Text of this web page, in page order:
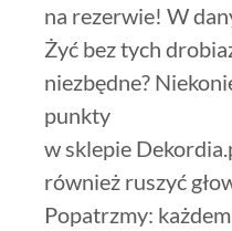
na rezerwie! W
Żyć bez tych
niezbędne?
punkty
w sklepie
również ruszyć
Popatrzmy: